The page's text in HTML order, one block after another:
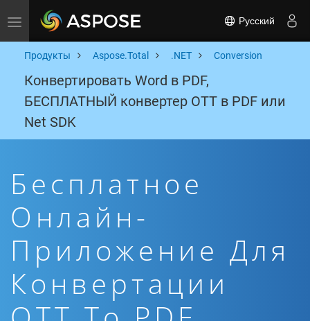
Toggle navigation Русский
Продукты Aspose.Total .NET Conversion
Конвертировать Word в PDF,
БЕСПЛАТНЫЙ конвертер OTT в PDF или
Net SDK
Бесплатное
Онлайн-
Приложение Для
Конвертации